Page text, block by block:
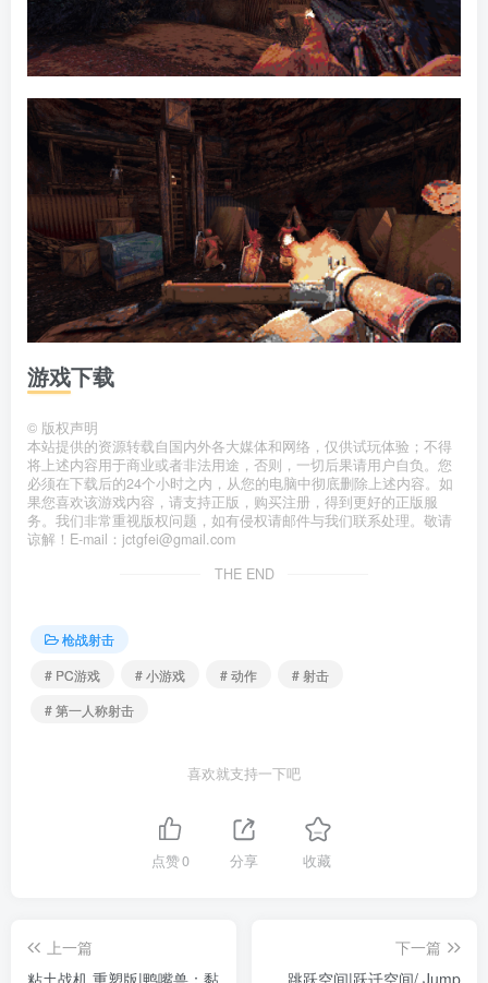
游戏下载
© 版权声明
本站提供的资源转载自国内外各大媒体和网络，仅供试玩体验；不得
将上述内容用于商业或者非法用途，否则，一切后果请用户自负。您
必须在下载后的24个小时之内，从您的电脑中彻底删除上述内容。如
果您喜欢该游戏内容，请支持正版，购买注册，得到更好的正版服
务。我们非常重视版权问题，如有侵权请邮件与我们联系处理。敬请
谅解！E-mail：jctgfei@gmail.com
THE END
枪战射击
# PC游戏
# 小游戏 # 动作
# 射击
# 第一人称射击
喜欢就支持一下吧
点赞0 分享 收藏
上一篇
粘土战机 重塑版|鸭嘴兽：黏
下一篇
跳跃空间|跃迁空间/ Jump